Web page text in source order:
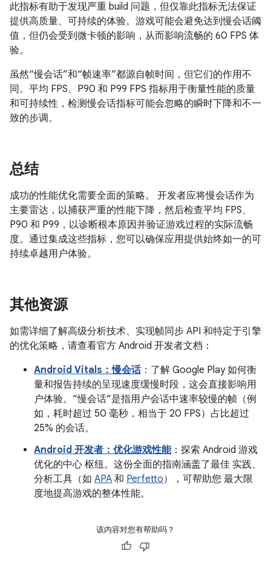
此指标有助于发现严重 build 问题，但仅靠此指标无法保证
提供高质量、可持续的体验。游戏可能会避免达到慢会话阈
值，但仍会受到微卡顿的影响，从而影响流畅的 60 FPS 体
验。
虽然“慢会话”和“帧速率”都源自帧时间，但它们的作用不
同。平均 FPS、P90 和 P99 FPS 指标用于衡量性能的质量
和可持续性，检测慢会话指标可能会忽略的瞬时下降和不一
致的步调。
总结
成功的性能优化需要全面的策略。 开发者应将慢会话作为
主要雷达，以捕获严重的性能下降，然后检查平均 FPS、
P90 和 P99，以诊断根本原因并验证游戏过程的实际流畅
度。通过集成这些指标，您可以确保应用提供始终如一的可
持续卓越用户体验。
其他资源
如需详细了解高级分析技术、实现帧同步 API 和特定于引擎
的优化策略，请查看官方 Android 开发者文档：
Android Vitals：慢会话：了解 Google Play 如何衡
量和报告持续的呈现速度缓慢时段，这会直接影响用
户体验。“慢会话”是指用户会话中速率较慢的帧（例
如，耗时超过 50 毫秒，相当于 20 FPS）占比超过
25% 的会话。
Android 开发者：优化游戏性能：探索 Android 游戏
优化的中心 枢纽。这份全面的指南涵盖了最佳 实践、
分析工具（如 APA 和 Perfetto），可帮助您 最大限
度地提高游戏的整体性能。
该内容对您有帮助吗？